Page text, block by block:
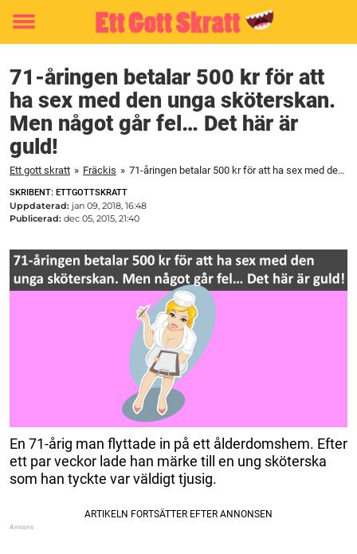
Toggle
71-åringen betalar 500 kr för att
ha sex med den unga sköterskan.
Men något går fel… Det här är
guld!
Ett gott skratt » Fräckis » 71-åringen betalar 500 kr för att ha sex med den unga sköterskan. Men något går fel… Det här är guld!
SKRIBENT: ETTGOTTSKRATT
Uppdaterad: jan 09, 2018, 16:48
Publicerad: dec 05, 2015, 21:40
En 71-årig man flyttade in på ett ålderdomshem. Efter
ett par veckor lade han märke till en ung sköterska
som han tyckte var väldigt tjusig.